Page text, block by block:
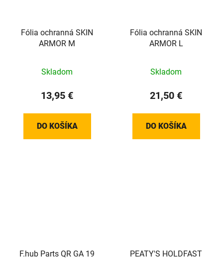
Fólia ochranná SKIN
ARMOR M
Skladom
13,95 €
DO KOŠÍKA
Fólia ochranná SKIN
ARMOR L
Skladom
21,50 €
DO KOŠÍKA
F.hub Parts QR GA 19
PEATY'S HOLDFAST